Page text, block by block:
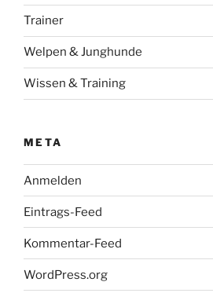
Trainer
Welpen & Junghunde
Wissen & Training
META
Anmelden
Eintrags-Feed
Kommentar-Feed
WordPress.org